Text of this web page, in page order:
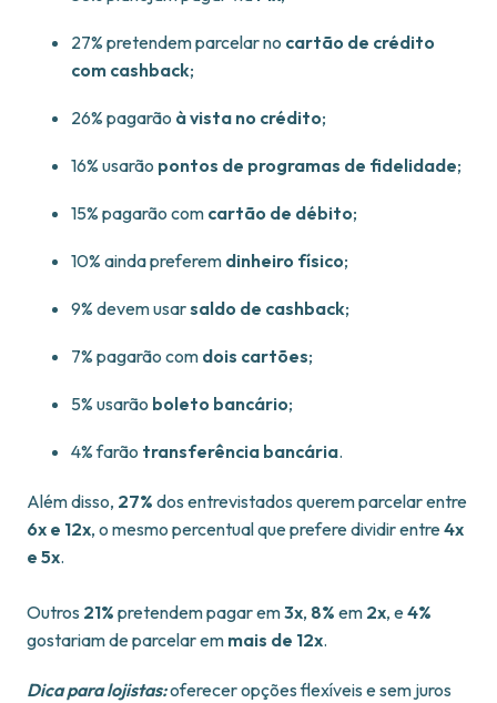
27% pretendem parcelar no cartão de crédito
com cashback;
26% pagarão à vista no crédito;
16% usarão pontos de programas de fidelidade;
15% pagarão com cartão de débito;
10% ainda preferem dinheiro físico;
9% devem usarsaldo de cashback;
7% pagarão com dois cartões;
5% usarão boleto bancário;
4% farão transferência bancária.
Além disso, 27% dos entrevistados querem parcelar entre
6x e 12x, o mesmo percentual que prefere dividir entre4x
e 5x.
Outros 21% pretendem pagar em3x, 8% em 2x, e4%
gostariam de parcelar em mais de 12x.
Dica para lojistas:oferecer opções flexíveis e sem juros